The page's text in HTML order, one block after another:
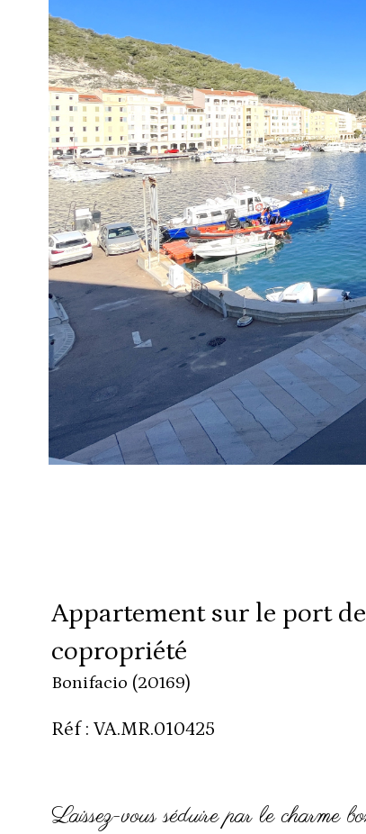
Appartement sur le port
copropriété
Bonifacio (20169)
Réf : VA.MR.010425
Laissez-vous séduire par le charme